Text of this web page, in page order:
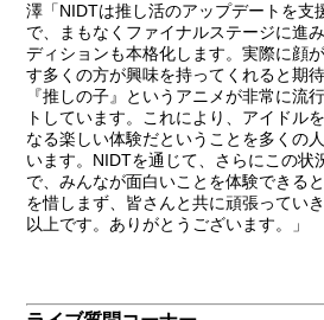
澤「NIDTは推し活のアップデートを支
で、まもなくファイナルステージに進
ディションも本格化します。実際に顔
す多くの方が興味を持ってくれると期
『推しの子』というアニメが非常に流
トしています。これにより、アイドル
なる楽しい体験だということを多くの
います。NIDTを通じて、さらにこの状
で、みんなが面白いことを体験できる
を惜しまず、皆さんと共に頑張ってい
以上です。ありがとうございます。」